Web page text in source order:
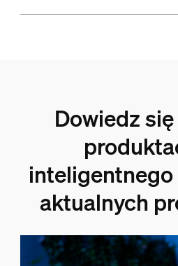
Dowiedz
aktualnych